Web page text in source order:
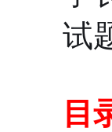
试
目